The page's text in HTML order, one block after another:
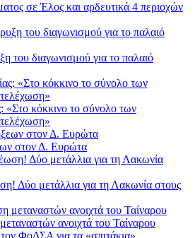
σε Έλος και αρδευτικά 4 περιοχών
του διαγωνισμού για το παλαιό
κόκκινο το σύνολο των
στον Δ. Ευρώτα
Δύο μετάλλια για τη Λακωνία στους
ανοιχτά του Ταίναρου